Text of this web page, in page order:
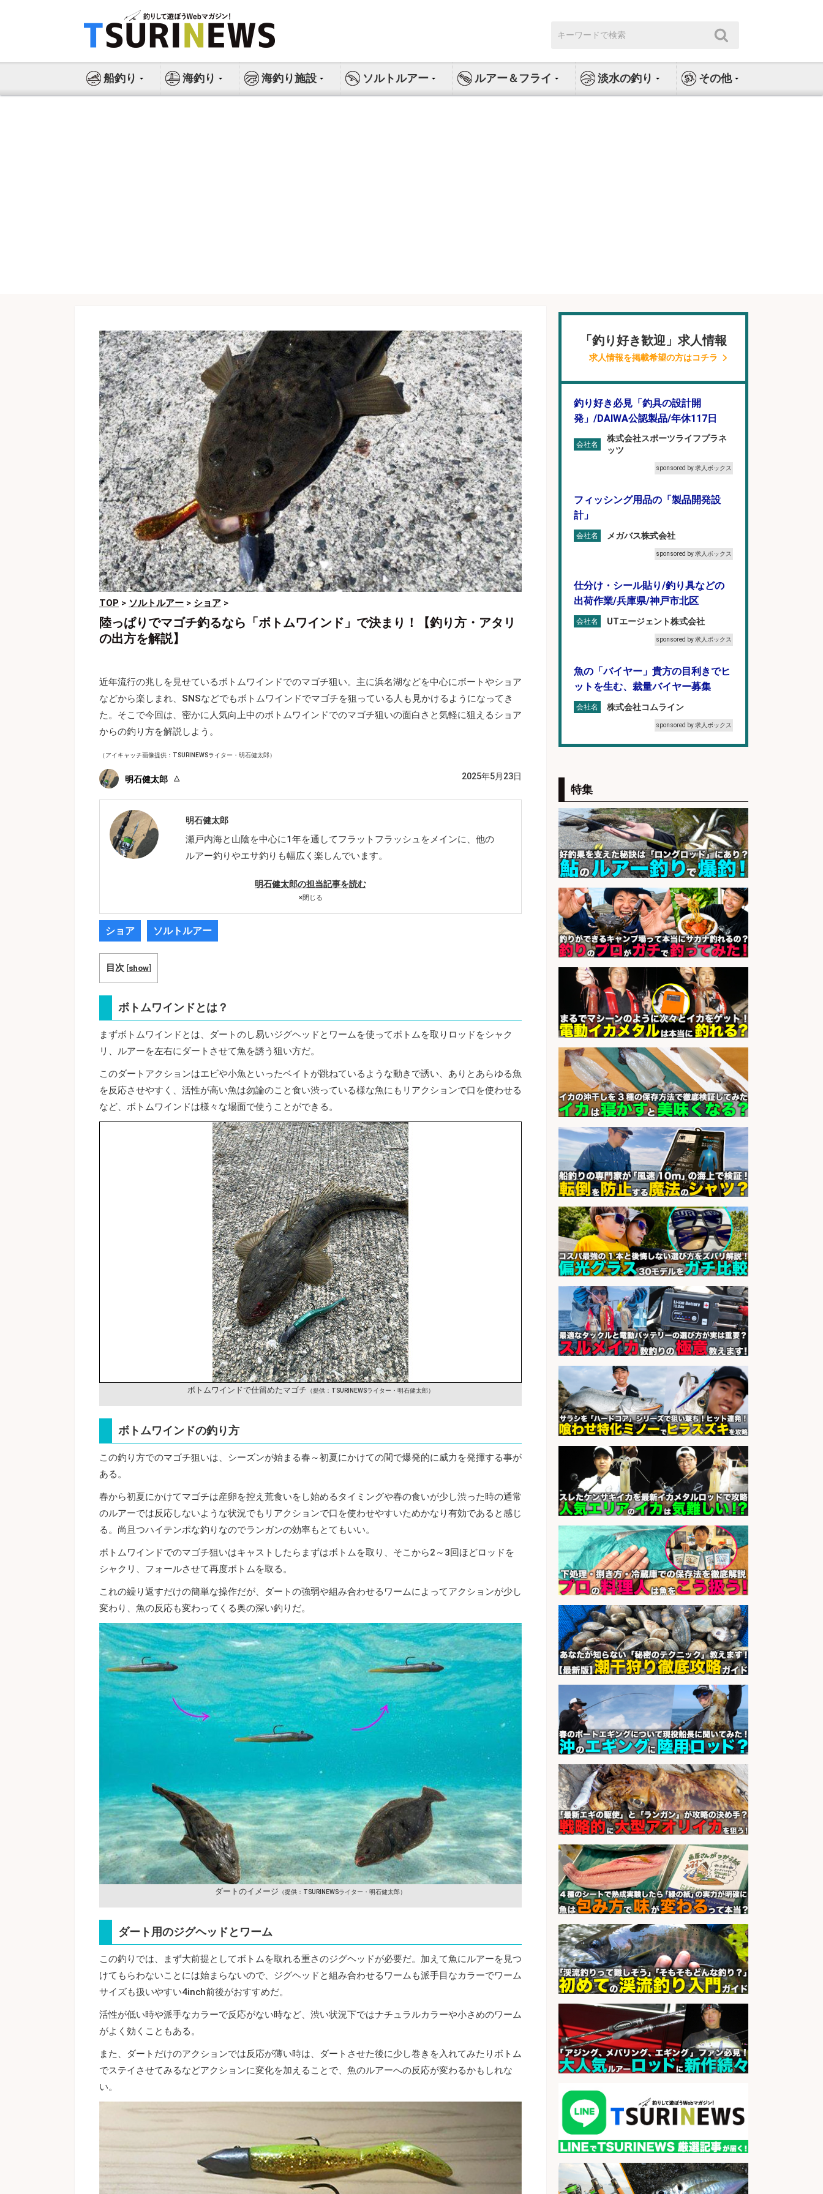
ス
索:
船釣り 海釣り 海釣り施設 ソルトルアー ルアー＆フライ 淡水の釣り その他
TOP > ソルトルアー > ショア >
陸っぱりでマゴチ釣るなら「ボトムワインド」で決まり！【釣り方・アタリ
の出方を解説】
近年流行の兆しを見せているボトムワインドでのマゴチ狙い。主に浜名湖などを中心にボートやショア
などから楽しまれ、SNSなどでもボトムワインドでマゴチを狙っている人も見かけるようになってき
た。そこで今回は、密かに人気向上中のボトムワインドでのマゴチ狙いの面白さと気軽に狙えるショア
からの釣り方を解説しよう。
（アイキャッチ画像提供：TSURINEWSライター・明石健太郎）
明石健太郎 2025年5月23日
明石健太郎
瀬戸内海と山陰を中心に1年を通してフラットフラッシュをメインに、他の
ルアー釣りやエサ釣りも幅広く楽しんでいます。
明石健太郎の担当記事を読む
×閉じる
ショア ソルトルアー
目次 [show]
ボトムワインドとは？
まずボトムワインドとは、ダートのし易いジグヘッドとワームを使ってボトムを取りロッドをシャク
リ、ルアーを左右にダートさせて魚を誘う狙い方だ。
このダートアクションはエビや小魚といったベイトが跳ねているような動きで誘い、ありとあらゆる魚
を反応させやすく、活性が高い魚は勿論のこと食い渋っている様な魚にもリアクションで口を使わせる
など、ボトムワインドは様々な場面で使うことができる。
ボトムワインドで仕留めたマゴチ （提供：TSURINEWSライター・明石健太郎）
ボトムワインドの釣り方
この釣り方でのマゴチ狙いは、シーズンが始まる春～初夏にかけての間で爆発的に威力を発揮する事が
ある。
春から初夏にかけてマゴチは産卵を控え荒食いをし始めるタイミングや春の食いが少し渋った時の通常
のルアーでは反応しないような状況でもリアクションで口を使わせやすいためかなり有効であると感じ
る。尚且つハイテンポな釣りなのでランガンの効率もとてもいい。
ボトムワインドでのマゴチ狙いはキャストしたらまずはボトムを取り、そこから2～3回ほどロッドを
シャクリ、フォールさせて再度ボトムを取る。
これの繰り返すだけの簡単な操作だが、ダートの強弱や組み合わせるワームによってアクションが少し
変わり、魚の反応も変わってくる奥の深い釣りだ。
ダートのイメージ （提供：TSURINEWSライター・明石健太郎）
ダート用のジグヘッドとワーム
この釣りでは、まず大前提としてボトムを取れる重さのジグヘッドが必要だ。加えて魚にルアーを見つ
けてもらわないことには始まらないので、ジグヘッドと組み合わせるワームも派手目なカラーでワーム
サイズも扱いやすい4inch前後がおすすめだ。
活性が低い時や派手なカラーで反応がない時など、渋い状況下ではナチュラルカラーや小さめのワーム
がよく効くこともある。
また、ダートだけのアクションでは反応が薄い時は、ダートさせた後に少し巻きを入れてみたりボトム
でステイさせてみるなどアクションに変化を加えることで、魚のルアーへの反応が変わるかもしれな
い。
「釣り好き歓迎」求人情報
求人情報を掲載希望の方はコチラ
釣り好き必見「釣具の設計開
発」/DAIWA公認製品/年休117日
会社名
株式会社スポーツライフプラネ
ッツ
sponsored by 求人ボックス
フィッシング用品の「製品開発設
計」
会社名 メガバス株式会社
sponsored by 求人ボックス
仕分け・シール貼り/釣り具などの
出荷作業/兵庫県/神戸市北区
会社名 UTエージェント株式会社
sponsored by 求人ボックス
魚の「バイヤー」貴方の目利きでヒ
ットを生む、裁量バイヤー募集
会社名 株式会社コムライン
sponsored by 求人ボックス
務/「時給1,150円〜」/時間選べる×
未経験歓迎×残業少なめ/鹿児島県/
志布志市
会社名 株式会社ホットスタッフ鹿児島
sponsored by 求人ボックス
営業事務/「大津市」釣り具メーカ
ーの物流事務・営業アシスタント/
小野駅徒歩6分/「時給1,300円」/大
型連休あり×残業なし×土日祝休み/
滋賀県
会社名 株式会社ホットスタッフ滋賀
sponsored by 求人ボックス
営業事務/「大津市」釣り具メーカ
ーの物流事務・営業アシスタント/
小野駅から徒歩6分/「時給1,300
円」/大型連休あり×残業なし×土日
祝休み/滋賀県
会社名 株式会社ホットスタッフ滋賀
福岡「現場監督」/釣り好き歓迎/残
業10時間/経験者歓迎
会社名 広松久水産株式会社
sponsored by 求人ボックス
日払いOKで即日収入/製造スタッフ/
「広島市佐伯区」お魚のパック詰め
や品出しスタッフ/広島市佐伯区周
辺/「時給1,200円」日払い可/未経験
歓迎×残業少なめ×週4日〜OK
会社名 株式会社ホットスタッフ五日市
sponsored by 求人ボックス
日払いOKで即日収入/製造スタッフ/
「広島市佐伯区」「時給1,200円」
広島市佐伯区周辺でお魚のパック詰
めや品出しスタッフ/週4日〜OK×車
通勤OK×未経験歓迎/広島県/広島市
佐伯区
会社名 株式会社ホットスタッフ五日市
sponsored by 求人ボックス
さらに求人情報を見る
特集